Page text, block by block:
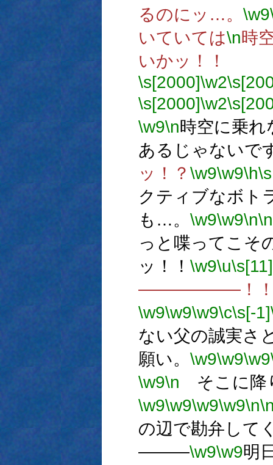
るのにッ…。 \w9
いていては\n時
いかッ！！
\s[2000]\w2
\s[2000]\w2
\w9\n時空に乗れ
あるじゃないで
ッ！？ \w9\w9\h
クティブなボト
も…。 \w9\w9\n\n
っと喋ってこそ
ッ！！ \w9\u\s[11]
――――――！！
\w9\w9\w9\c\s[-1]
ない父の誠実さ
願い。 \w9\w9\w9
\w9\n そこに降
\w9\w9\w9\w9\n
の辺で勘弁して
―――\w9\w9明